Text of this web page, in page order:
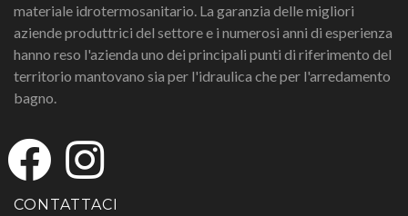
materiale idrotermosanitario. La garanzia delle migliori
aziende produttrici del settore e i numerosi anni di esperienza
hanno reso l'azienda uno dei principali punti di riferimento del
territorio mantovano sia per l'idraulica che per l'arredamento
bagno.
CONTATTACI